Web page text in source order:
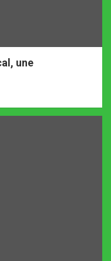
une